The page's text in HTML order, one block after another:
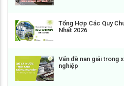
Tổng Hợp Các Quy
Nhất 2026
Vấn đề nan giải trong
nghiệp